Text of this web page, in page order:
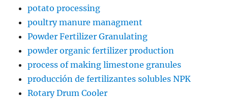
potato processing
poultry manure managment
Powder Fertilizer Granulating
powder organic fertilizer production
process of making limestone granules
producción de fertilizantes solubles NPK
Rotary Drum Cooler